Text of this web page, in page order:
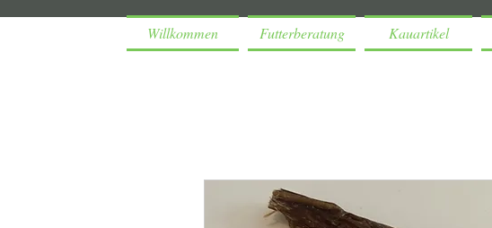
Willkommen Futterberatung Kauartikel